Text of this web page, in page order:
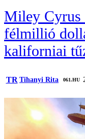
Miley Cyrus
félmillió
kaliforniai
TR Tihanyi Rita ‎ 061.HU